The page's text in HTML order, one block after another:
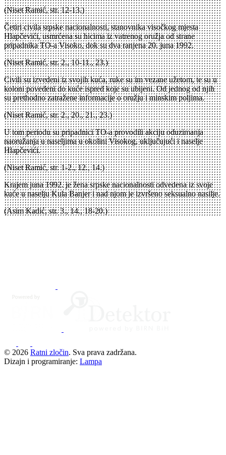
(Niset Ramić, str. 12-13.)
Četiri civila srpske nacionalnosti, stanovnika visočkog mjesta
Hlapčevići, usmrćena su hicima iz vatrenog oružja od strane
pripadnika TO-a Visoko, dok su dva ranjena 20. juna 1992.
(Niset Ramić, str. 2., 10-11., 23.)
Civili su izvedeni iz svojih kuća, ruke su im vezane užetom, te su u
koloni povedeni do kuće ispred koje su ubijeni. Od jednog od njih
su prethodno zatražene informacije o oružju i minskim poljima.
(Niset Ramić, str. 2., 20., 21., 23.)
U tom periodu su pripadnici TO-a provodili akciju oduzimanja
naoružanja u naseljima u okolini Visokog, uključujući i naselje
Hlapčevići.
(Niset Ramić, str. 1-2., 12., 14.)
Krajem juna 1992. je žena srpske nacionalnosti odvedena iz svoje
kuće u naselju Kula Banjer i nad njom je izvršeno seksualno nasilje.
(Asim Kadić, str. 3., 14., 18-20.)
© 2026 Ratni zločin. Sva prava zadržana.
Dizajn i programiranje: Lampa